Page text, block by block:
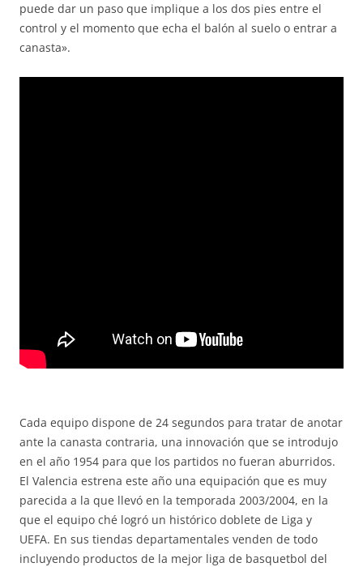
puede dar un paso que implique a los dos pies entre el
control y el momento que echa el balón al suelo o entrar a
canasta».
Cada equipo dispone de 24 segundos para tratar de anotar
ante la canasta contraria, una innovación que se introdujo
en el año 1954 para que los partidos no fueran aburridos.
El Valencia estrena este año una equipación que es muy
parecida a la que llevó en la temporada 2003/2004, en la
que el equipo ché logró un histórico doblete de Liga y
UEFA. En sus tiendas departamentales venden de todo
incluyendo productos de la mejor liga de basquetbol del